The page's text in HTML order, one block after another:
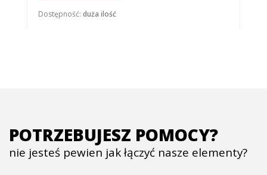
Dostępność: duża ilość
POTRZEBUJESZ POMOCY?
nie jesteś pewien jak łączyć nasze elementy?